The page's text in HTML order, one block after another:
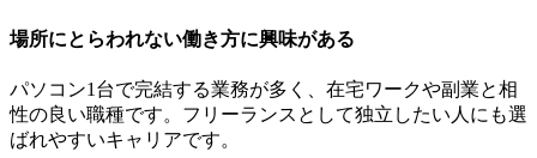
場所にとらわれない働き方に興味がある
パソコン1台で完結する業務が多く、在宅ワークや副業と相
性の良い職種です。フリーランスとして独立したい人にも選
ばれやすいキャリアです。